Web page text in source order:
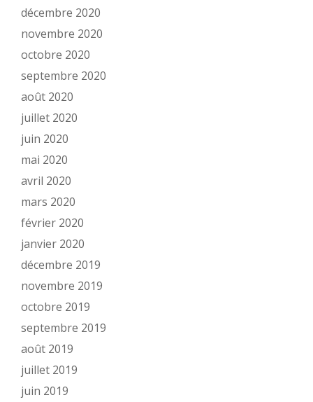
décembre 2020
novembre 2020
octobre 2020
septembre 2020
août 2020
juillet 2020
juin 2020
mai 2020
avril 2020
mars 2020
février 2020
janvier 2020
décembre 2019
novembre 2019
octobre 2019
septembre 2019
août 2019
juillet 2019
juin 2019